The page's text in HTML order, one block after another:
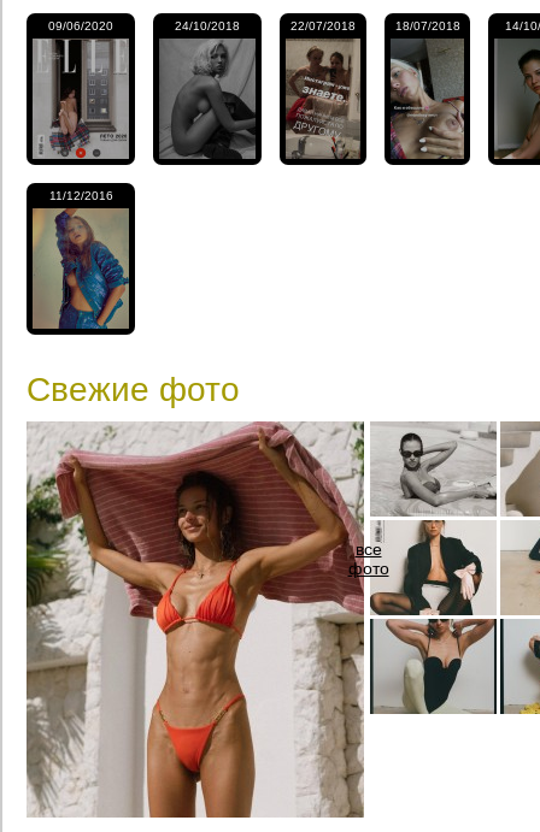
09/06/2020 24/10/2018 22/07/2018 18/07/2018 14/
11/12/2016
Свежие фото
все
фото